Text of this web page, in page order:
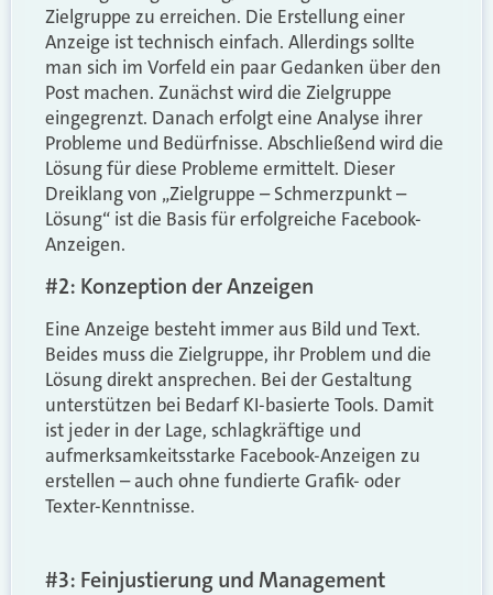
Zielgruppe zu erreichen. Die Erstellung einer
Anzeige ist technisch einfach. Allerdings sollte
man sich im Vorfeld ein paar Gedanken über den
Post machen. Zunächst wird die Zielgruppe
eingegrenzt. Danach erfolgt eine Analyse ihrer
Probleme und Bedürfnisse. Abschließend wird die
Lösung für diese Probleme ermittelt. Dieser
Dreiklang von „Zielgruppe – Schmerzpunkt –
Lösung“ ist die Basis für erfolgreiche Facebook-
Anzeigen.
#2: Konzeption der Anzeigen
Eine Anzeige besteht immer aus Bild und Text.
Beides muss die Zielgruppe, ihr Problem und die
Lösung direkt ansprechen. Bei der Gestaltung
unterstützen bei Bedarf KI-basierte Tools. Damit
ist jeder in der Lage, schlagkräftige und
aufmerksamkeitsstarke Facebook-Anzeigen zu
erstellen – auch ohne fundierte Grafik- oder
Texter-Kenntnisse.
#3: Feinjustierung und Management